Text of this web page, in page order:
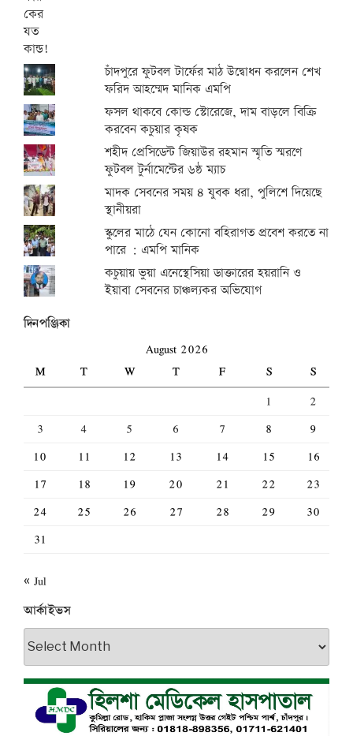
চাঁদপুরে ফুটবল টার্ফের মাঠ উদ্বোধন করলেন শেখ
ফরিদ আহম্মেদ মানিক এমপি
ফসল থাকবে কোল্ড স্টোরেজে, দাম বাড়লে বিক্রি
করবেন কচুয়ার কৃষক
শহীদ প্রেসিডেন্ট জিয়াউর রহমান স্মৃতি স্মরণে
ফুটবল টুর্নামেন্টের ৬ষ্ঠ ম্যাচ
মাদক সেবনের সময় ৪ যুবক ধরা, পুলিশে দিয়েছে
স্থানীয়রা
স্কুলের মাঠে যেন কোনো বহিরাগত প্রবেশ করতে না
পারে : এমপি মানিক
কচুয়ায় ভুয়া এনেস্থেসিয়া ডাক্তারের হয়রানি ও
ইয়াবা সেবনের চাঞ্চল্যকর অভিযোগ
দিনপঞ্জিকা
August 2026
M
T W T F S
S
1
2
3
4 5 6 7 8
9
10
11 12 13 14 15
16
17
18 19 20 21 22
23
24
25 26 27 28 29
30
31
« Jul
আর্কাইভস
আর্কাইভস